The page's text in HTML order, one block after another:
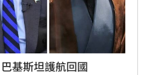
基斯坦護航回國